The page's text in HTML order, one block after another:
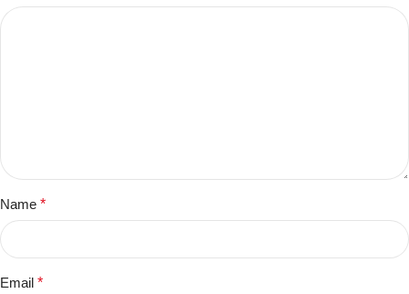
Name *
Email *